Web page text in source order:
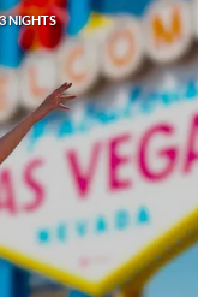
NIGHTS